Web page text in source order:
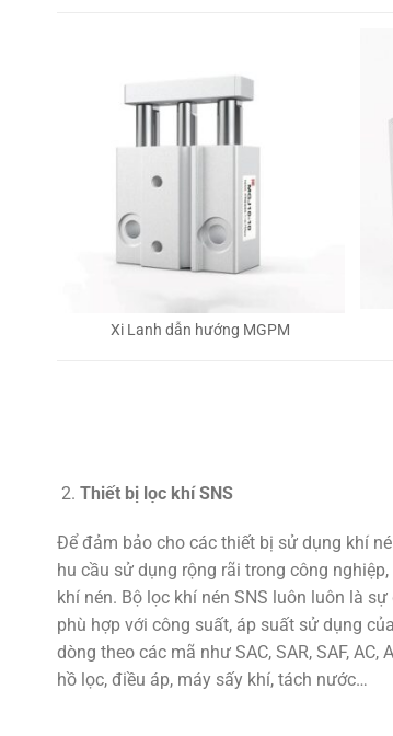
Xi Lanh dẫn hướng MGPM
Thiết bị lọc khí SNS
Để đảm bảo cho các thiết bị sử dụng khí
hu cầu sử dụng rộng rãi trong công
khí nén. Bộ lọc khí nén SNS luôn luôn là
phù hợp với công suất, áp suất sử dụng
dòng theo các mã như SAC, SAR, SAF,
hồ lọc, điều áp, máy sấy khí, tách nước…